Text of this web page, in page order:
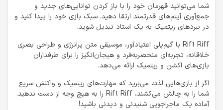
شما می‌توانید قهرمان خود را با باز کردن توانایی‌های جدید و
جمع‌آوری آیتم‌های قدرتمند ارتقا دهید. سبک بازی خود را پیدا کنید و
در نبردهای ریتمیک به یک استاد تبدیل شوید.
Rift Riff با گیم‌پلی اعتیادآور، موسیقی متن پرانرژی و طراحی بصری
خلاقانه، تجربه‌ای منحصربه‌فرد و هیجان‌انگیز را برای طرفداران
بازی‌های اکشن و ریتمیک ارائه می‌دهد.
اگر از بازی‌هایی لذت می‌برید که مهارت‌های ریتمیک و واکنش سریع
شما را به چالش می‌کشند، Rift Riff را به هیچ وجه از دست ندهید.
آماده یک ماجراجویی شنیدنی و دیدنی باشید!